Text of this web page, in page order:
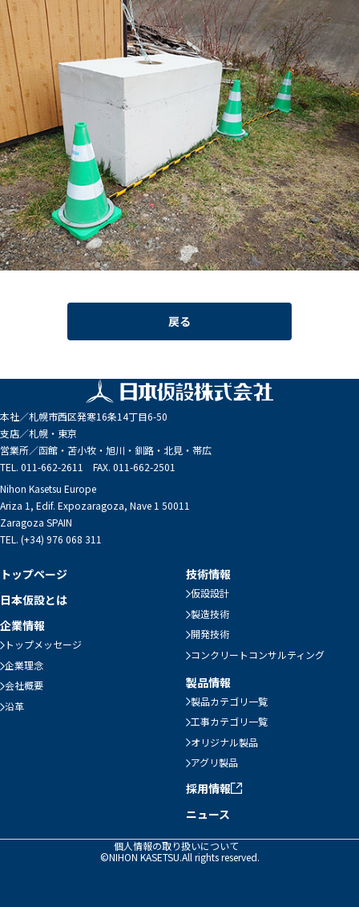
戻る
本社／札幌市西区発寒16条14丁目6-50
支店／札幌・東京
営業所／函館・苫小牧・旭川・釧路・北見・帯広
TEL. 011-662-2611 FAX. 011-662-2501
Nihon Kasetsu Europe
Ariza 1, Edif. Expozaragoza, Nave 1 50011
Zaragoza SPAIN
TEL. (+34) 976 068 311
トップページ
日本仮設とは
企業情報
トップメッセージ
企業理念
会社概要
沿革
技術情報
仮設設計
製造技術
開発技術
コンクリートコンサルティング
製品情報
製品カテゴリ一覧
工事カテゴリ一覧
オリジナル製品
アグリ製品
採用情報
ニュース
個人情報の取り扱いについて
©NIHON KASETSU.All rights reserved.